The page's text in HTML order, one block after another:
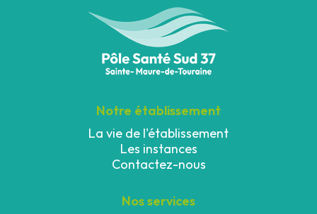
Notre établissement
La vie de l'établissement
Les instances
Contactez-nous
Nos services